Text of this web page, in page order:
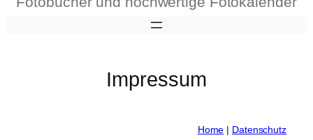
Impressum
Home | Datenschutz